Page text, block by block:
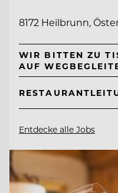
8172 Heilbrunn,
WIR BITTEN ZU
AUF
Entdecke alle Jobs